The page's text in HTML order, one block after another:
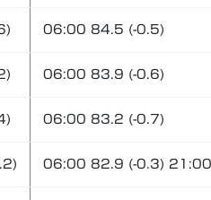
06:00 84.5 (-0.5)
06:00 83.9 (-0.6)
06:00 83.2 (-0.7)
06:00 82.9 (-0.3)